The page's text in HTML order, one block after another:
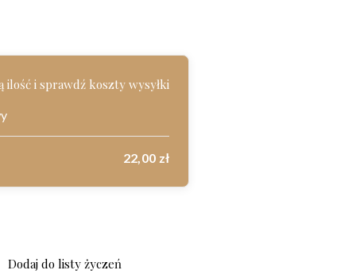
ilość i sprawdź koszty wysyłki
22,00 zł
Dodaj do listy życzeń